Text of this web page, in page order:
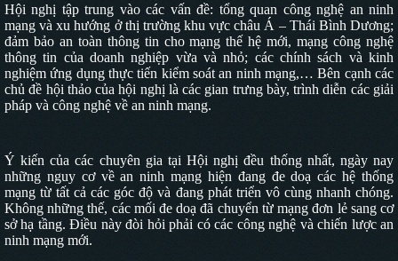
Hội nghị tập trung vào các vấn đề: tổng quan công nghệ an ninh
mạng và xu hướng ở thị trường khu vực châu Á – Thái Bình Dương;
đảm bảo an toàn thông tin cho mạng thế hệ mới, mạng công nghệ
thông tin của doanh nghiệp vừa và nhỏ; các chính sách và kinh
nghiệm ứng dụng thực tiến kiểm soát an ninh mạng,… Bên cạnh các
chủ đề hội thảo của hội nghị là các gian trưng bày, trình diễn các giải
pháp và công nghệ về an ninh mạng.
Ý kiến của các chuyên gia tại Hội nghị đều thống nhất, ngày nay
những nguy cơ về an ninh mạng hiện đang đe doạ các hệ thống
mạng từ tất cả các góc độ và đang phát triển vô cùng nhanh chóng.
Không những thế, các mối đe doạ đã chuyển từ mạng đơn lẻ sang cơ
sở hạ tầng. Điều này đòi hỏi phải có các công nghệ và chiến lược an
ninh mạng mới.